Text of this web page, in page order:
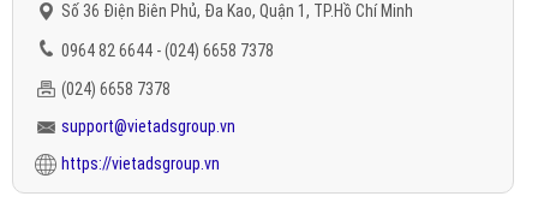
Số 36 Điện Biên Phủ, Đa Kao, Quận 1, TP.Hồ Chí Minh
0964 82 6644 - (024) 6658 7378
(024) 6658 7378
support@vietadsgroup.vn
https://vietadsgroup.vn